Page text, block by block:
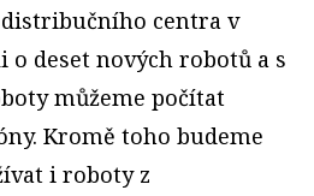
distribučního centra v
deset nových robotů a s
můžeme počítat
Kromě toho budeme
i roboty z